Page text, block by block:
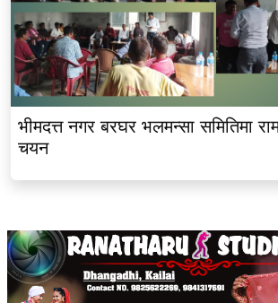
भीमदत्त नगर बरघर भलमन्सा समितिमा
चयन